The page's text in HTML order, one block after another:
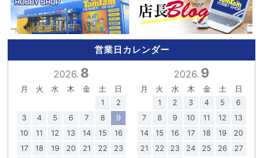
営業日カレンダー
2026. 8
月 火 水 木 金 土
日
1
2
3
4 5 6 7 8
9
10
11 12 13 14 15
16
17
18 19 20 21 22
23
2026. 9
月 火 水 木 金 土
日
1
2 3 4 5
6
7
8 9 10 11 12
13
14
15 16 17 18 19
20
21
22 23 24 25 26
27